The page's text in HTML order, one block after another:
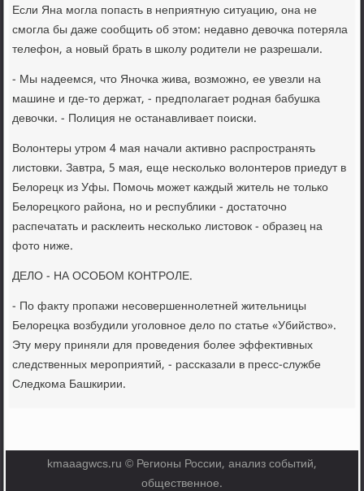
Если Яна могла попасть в неприятную ситуацию, она не
смогла бы даже сообщить об этом: недавно девочка потеряла
телефон, а новый брать в школу родители не разрешали.
- Мы надеемся, что Яночка жива, возможно, ее увезли на
машине и где-то держат, - предполагает родная бабушка
девочки. - Полиция не останавливает поиски.
Волонтеры утром 4 мая начали активно распространять
листовки. Завтра, 5 мая, еще несколько волонтеров приедут в
Белорецк из Уфы. Помочь может каждый житель не только
Белорецкого района, но и республики - достаточно
распечатать и расклеить несколько листовок - образец на
фото ниже.
ДЕЛО - НА ОСОБОМ КОНТРОЛЕ.
- По факту пропажи несовершеннолетней жительницы
Белорецка возбудили уголовное дело по статье «Убийство».
Эту меру приняли для проведения более эффективных
следственных мероприятий, - рассказали в пресс-службе
Следкома Башкирии.
kmaaagwcs.ru © Регионы России, анализ событий,
общественное.